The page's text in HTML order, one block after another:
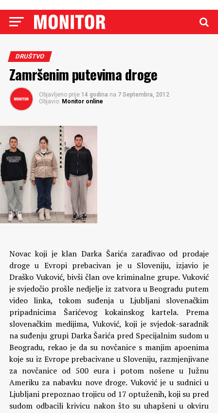
DRUŠTVO
Zamršenim putevima droge
Objavljeno prije 14 godina na 7 Septembra, 2012
Objavio: Monitor online
Novac koji je klan Darka Šarića zarađivao od prodaje
droge u Evropi prebacivan je u Sloveniju, izjavio je
Draško Vuković, bivši član ove kriminalne grupe. Vuković
je svjedočio prošle nedjelje iz zatvora u Beogradu putem
video linka, tokom suđenja u Ljubljani slovenačkim
pripadnicima Šarićevog kokainskog kartela. Prema
slovenačkim medijima, Vuković, koji je svjedok-saradnik
na suđenju grupi Darka Šarića pred Specijalnim sudom u
Beogradu, rekao je da su novčanice s manjim apoenima
koje su iz Evrope prebacivane u Sloveniju, razmjenjivane
za novčanice od 500 eura i potom nošene u Južnu
Ameriku za nabavku nove droge. Vuković je u sudnici u
Ljubljani prepoznao trojicu od 17 optuženih, koji su pred
sudom odbacili krivicu nakon što su uhapšeni u okviru